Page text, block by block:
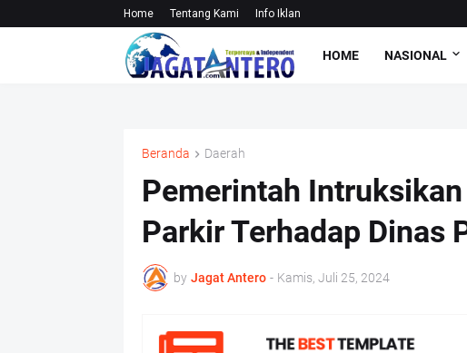
Home Tentang Kami Info Iklan
HOME NASIONAL
Beranda Daerah
Pemerintah
Parkir Terhadap Dinas
by Jagat Antero - Kamis, Juli 25, 2024